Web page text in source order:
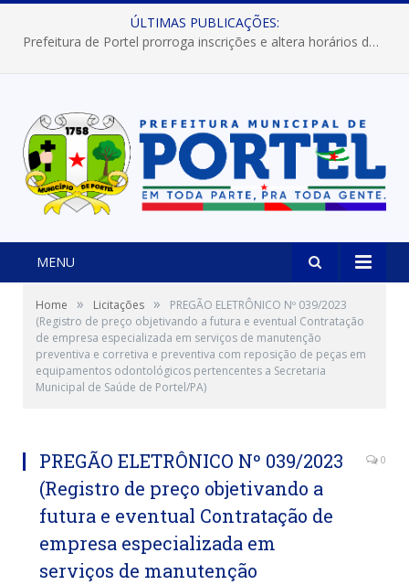
ÚLTIMAS PUBLICAÇÕES:
Prefeitura de Portel prorroga inscrições e altera horários dos concursos “Musa” e “Miss Mix Verão 2026”
MENU
Home » Licitações »
PREGÃO ELETRÔNICO Nº 039/2023
(Registro de preço objetivando a futura e eventual Contratação
de empresa especializada em serviços de manutenção
preventiva e corretiva e preventiva com reposição de peças em
equipamentos odontológicos pertencentes a Secretaria
Municipal de Saúde de Portel/PA)
PREGÃO ELETRÔNICO Nº 039/2023
(Registro de preço objetivando a
futura e eventual Contratação de
empresa especializada em
serviços de manutenção
0